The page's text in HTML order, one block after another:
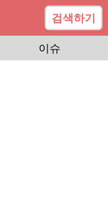
검색하기
이슈